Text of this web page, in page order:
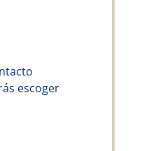
escoger